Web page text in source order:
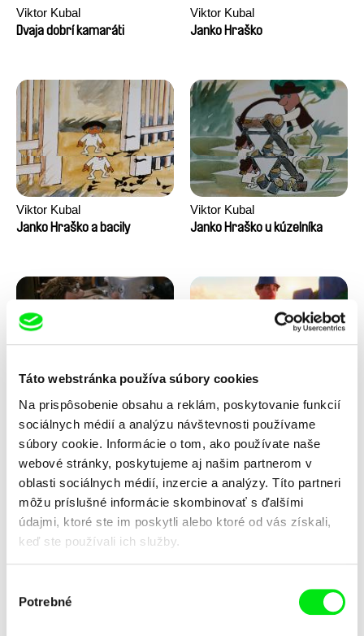
Táto webstránka používa súbory cookies
Na prispôsobenie obsahu a reklám, poskytovanie funkcií
sociálnych médií a analýzu návštevnosti používame
súbory cookie. Informácie o tom, ako používate naše
webové stránky, poskytujeme aj našim partnerom v
oblasti sociálnych médií, inzercie a analýzy. Títo partneri
môžu príslušné informácie skombinovať s ďalšími
údajmi, ktoré ste im poskytli alebo ktoré od vás získali,
keď ste používali ich služby.
súhlasu
Potrebné
Viktor Kubal
Dvaja dobrí kamaráti
Viktor Kubal
Janko Hraško
Viktor Kubal
Janko Hraško a bacily
Viktor Kubal
Janko Hraško u kúzelníka
Vladimír Pikalík
Jožinkovo vesmírne
dobrodružstvo
Solène Bosseboeuf, Flore
Dechorgnat, Tiphaine Klein,
Auguste Lefort, Antoine Rossi
Kajak
Sarah Joy Jungen, Karsten